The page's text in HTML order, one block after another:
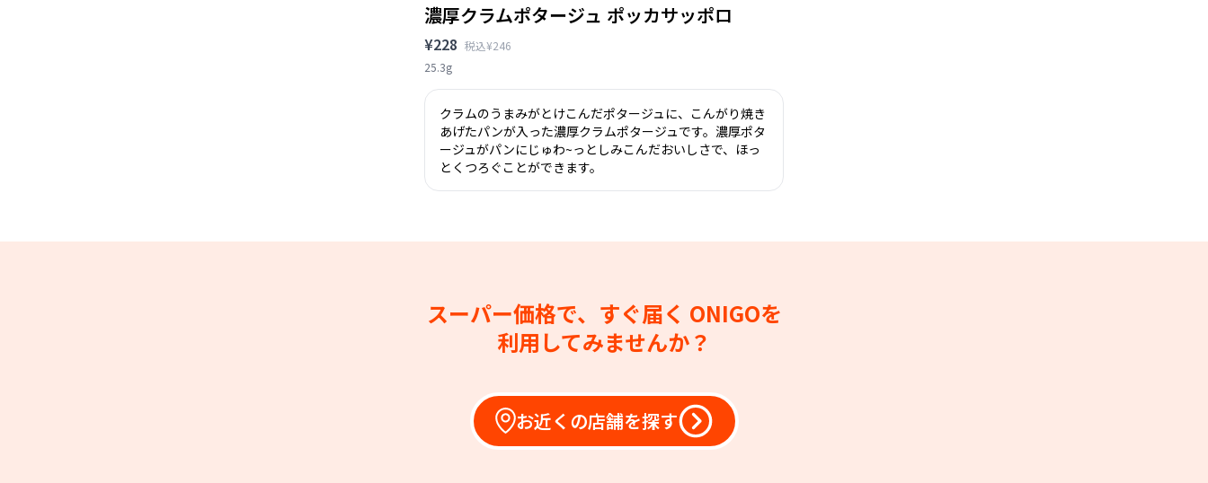
濃厚クラムポタージュ ポッカサッポロ
¥228 税込¥246
25.3g
クラムのうまみがとけこんだポタージュに、こんがり焼き
あげたパンが入った濃厚クラムポタージュです。濃厚ポタ
ージュがパンにじゅわ~っとしみこんだおいしさで、ほっ
とくつろぐことができます。
スーパー価格で、すぐ届く ONIGOを
利用してみませんか？
お近くの店舗を探す